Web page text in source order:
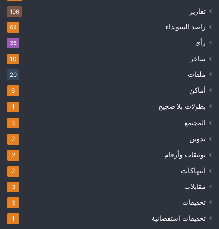
تقارير 106
راصد السويداء 64
رأي 36
ساخر 10
ملفات 20
أماكن 6
بطولات بلا ضجيج 1
المجتمع 3
تدوين 2
توثيقات وأرقام 2
انتهاكات 2
مقابلات 3
تحقيقات 3
تحقيقات استقصائية 1